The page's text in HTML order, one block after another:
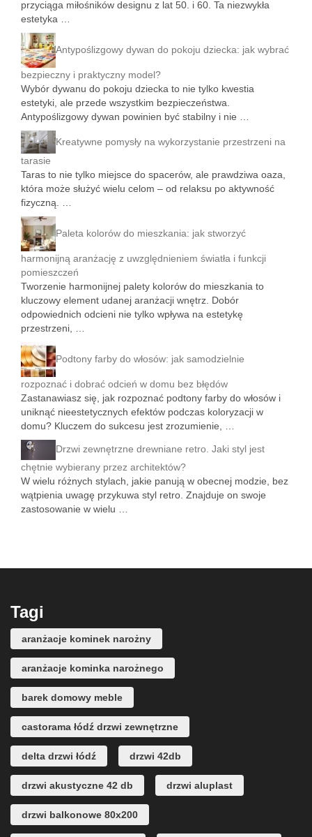
przyciąga miłośników designu z lat 50. i 60. Ta niezwykła
estetyka …
Antypoślizgowy dywan do pokoju dziecka: jak wybrać
bezpieczny i praktyczny model?
Wybór dywanu do pokoju dziecka to nie tylko kwestia
estetyki, ale przede wszystkim bezpieczeństwa.
Antypoślizgowy dywan powinien być stabilny i nie …
Kreatywne pomysły na wykorzystanie przestrzeni na
tarasie
Taras to nie tylko miejsce do spacerów, ale prawdziwa oaza,
która może służyć wielu celom – od relaksu po aktywność
fizyczną. …
Paleta kolorów do mieszkania: jak stworzyć
harmonijną aranżację z uwzględnieniem światła i funkcji
pomieszczeń
Tworzenie harmonijnej palety kolorów do mieszkania to
kluczowy element udanej aranżacji wnętrz. Dobór
odpowiednich odcieni nie tylko wpływa na estetykę
przestrzeni, …
Podtony farby do włosów: jak samodzielnie
rozpoznać i dobrać odcień w domu bez błędów
Zastanawiasz się, jak rozpoznać podtony farby do włosów i
uniknąć nieestetycznych efektów podczas koloryzacji w
domu? Kluczem do sukcesu jest zrozumienie, …
Drzwi zewnętrzne drewniane retro. Jaki styl jest
chętnie wybierany przez architektów?
W wielu różnych stylach, jakie panują w obecnej modzie, bez
wątpienia uwagę przykuwa styl retro. Znajduje on swoje
zastosowanie w wielu …
Tagi
aranżacje kominek narożny
aranżacje kominka narożnego
barek domowy meble
castorama łódź drzwi zewnętrzne
delta drzwi łódź drzwi 42db
drzwi akustyczne 42 db drzwi aluplast
drzwi balkonowe 80x200